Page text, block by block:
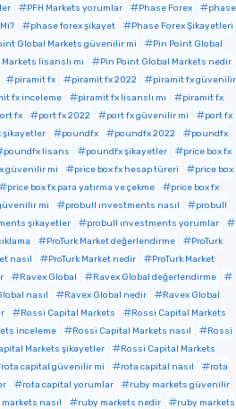
PFH Markets yorumlar Phase Forex
phase
phase forex şikayet
Phase Forex Şikayetleri
Global Markets güvenilir mi
Pin Point Global
lisanslı mı
Pin Point Global Markets nedir
piramit fx piramit fx 2022
piramit fx güvenilir
fx inceleme piramit fx lisanslı mı
piramit fx
fx port fx 2022 port fx güvenilir mi
port fx
şikayetler poundfx poundfx 2022
poundfx
poundfx lisans poundfx şikayetler
price box fx
güvenilir mi price box fx hesap türeri
price box
price box fx para yatırma ve çekme
price box fx
mi probull ınvestments nasıl
probull
şikayetler
probull ınvestments yorumlar
ProTurk Market değerlendirme
ProTurk
nasıl ProTurk Market nedir
ProTurk Market
Ravex Global
Ravex Global değerlendirme
nasıl Ravex Global nedir
Ravex Global
Rossi Capital Markets
Rossi Capital Markets
inceleme Rossi Capital Markets nasıl
Rossi
Markets şikayetler
Rossi Capital Markets
rota capital güvenilir mi rota capital nasıl
rota
rota capital yorumlar
ruby markets güvenilir
nasıl ruby markets nedir
ruby markets